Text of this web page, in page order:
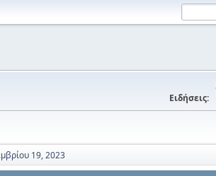
Ειδήσεις:
19, 2023